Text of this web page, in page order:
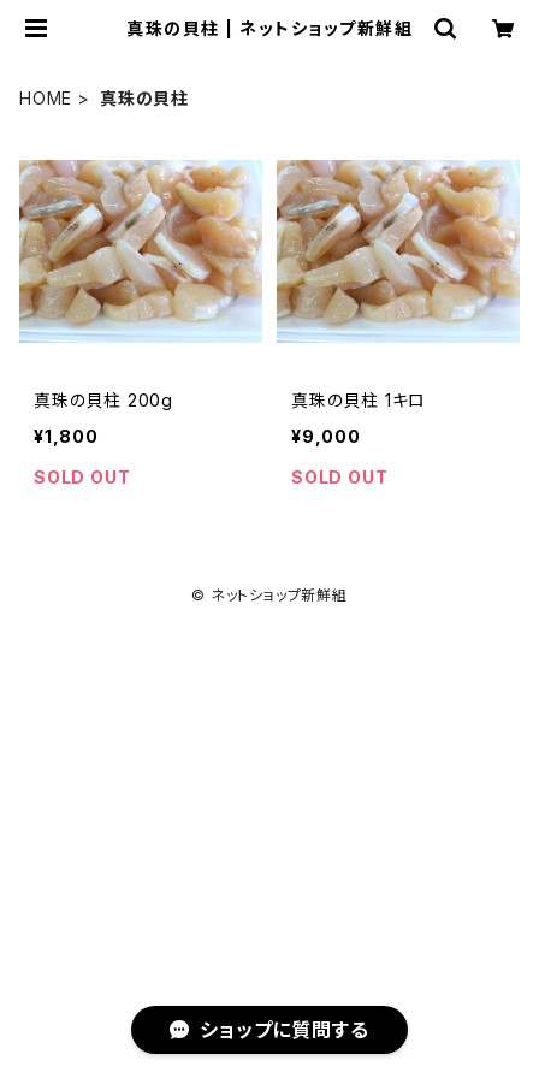
真珠の貝柱 | ネットショップ新鮮組
HOME 真珠の貝柱
真珠の貝柱 200g
¥1,800
SOLD OUT
真珠の貝柱 1キロ
¥9,000
SOLD OUT
© ネットショップ新鮮組
ショップに質問する